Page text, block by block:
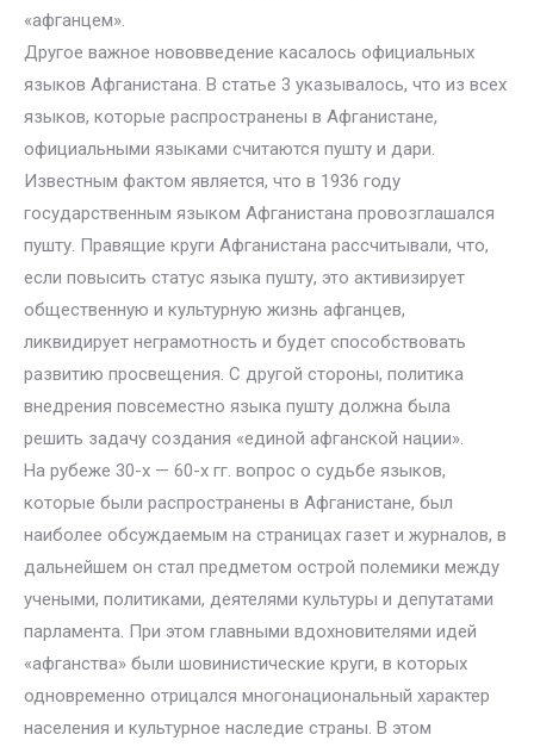
«афганцем».
Другое важное нововведение касалось официальных
языков Афганистана. В статье 3 указывалось, что из всех
языков, которые распространены в Афганистане,
официальными языками считаются пушту и дари.
Известным фактом является, что в 1936 году
государственным языком Афганистана провозглашался
пушту. Правящие круги Афганистана рассчитывали, что,
если повысить статус языка пушту, это активизирует
общественную и культурную жизнь афганцев,
ликвидирует неграмотность и будет способствовать
развитию просвещения. С другой стороны, политика
внедрения повсеместно языка пушту должна была
решить задачу создания «единой афганской нации».
На рубеже 30-х — 60-х гг. вопрос о судьбе языков,
которые были распространены в Афганистане, был
наиболее обсуждаемым на страницах газет и журналов, в
дальнейшем он стал предметом острой полемики между
учеными, политиками, деятелями культуры и депутатами
парламента. При этом главными вдохновителями идей
«афганства» были шовинистические круги, в которых
одновременно отрицался многонациональный характер
населения и культурное наследие страны. В этом